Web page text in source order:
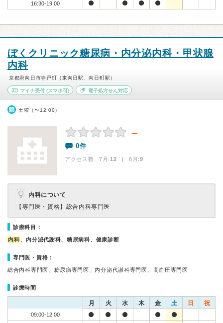
16:30-19:00
ぼくクリニック糖尿病・内分泌内科・甲状腺
内科
京都府向日市寺戸町（東向日駅、向日町駅）
マイナ受付 (スマホ可) 電子処方せん対応
土曜（〜12:00）
－
0件
アクセス数 7月:12 | 6月:9
内科について
【専門医・資格】 総合内科専門医
診療科目：
内科、内分泌代謝科、糖尿病科、健康診断
専門医・資格：
総合内科専門医、糖尿病専門医、内分泌代謝科専門医、高血圧専門医
診療時間
月 火 水 木 金 土 日 祝
09:00-12:00